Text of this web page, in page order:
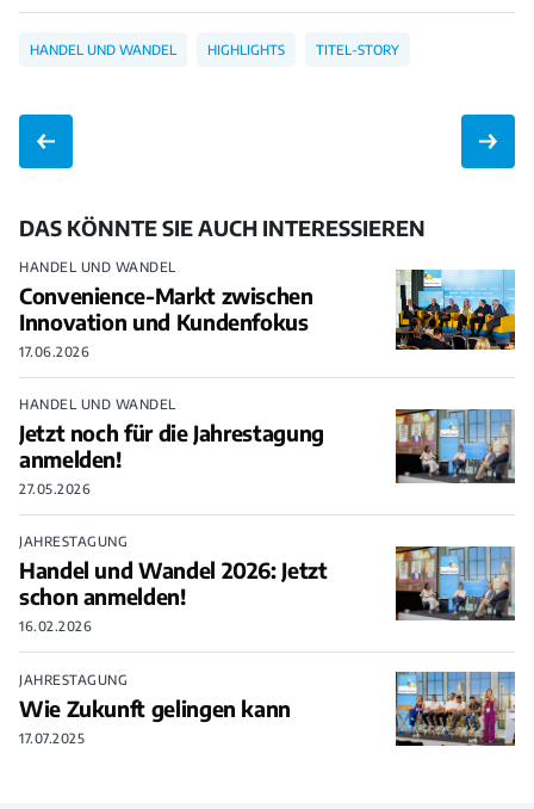
HANDEL UND WANDEL HIGHLIGHTS TITEL-STORY
DAS KÖNNTE SIE AUCH INTERESSIEREN
HANDEL UND WANDEL
Convenience-Markt zwischen
Innovation und Kundenfokus
17.06.2026
HANDEL UND WANDEL
Jetzt noch für die Jahrestagung
anmelden!
27.05.2026
JAHRESTAGUNG
Handel und Wandel 2026: Jetzt
schon anmelden!
16.02.2026
JAHRESTAGUNG
Wie Zukunft gelingen kann
17.07.2025